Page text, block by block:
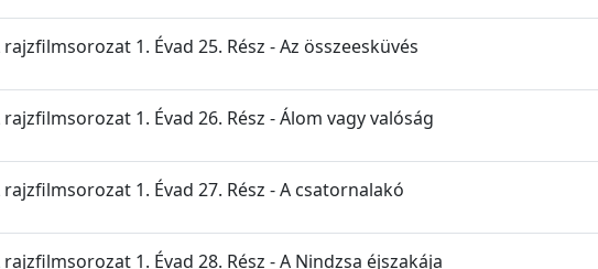
1. Évad 25. Rész - Az összeesküvés
1. Évad 26. Rész - Álom vagy valóság
rajzfilmsorozat 1. Évad 27. Rész - A csatornalakó
1. Évad 28. Rész - A Nindzsa éjszakája